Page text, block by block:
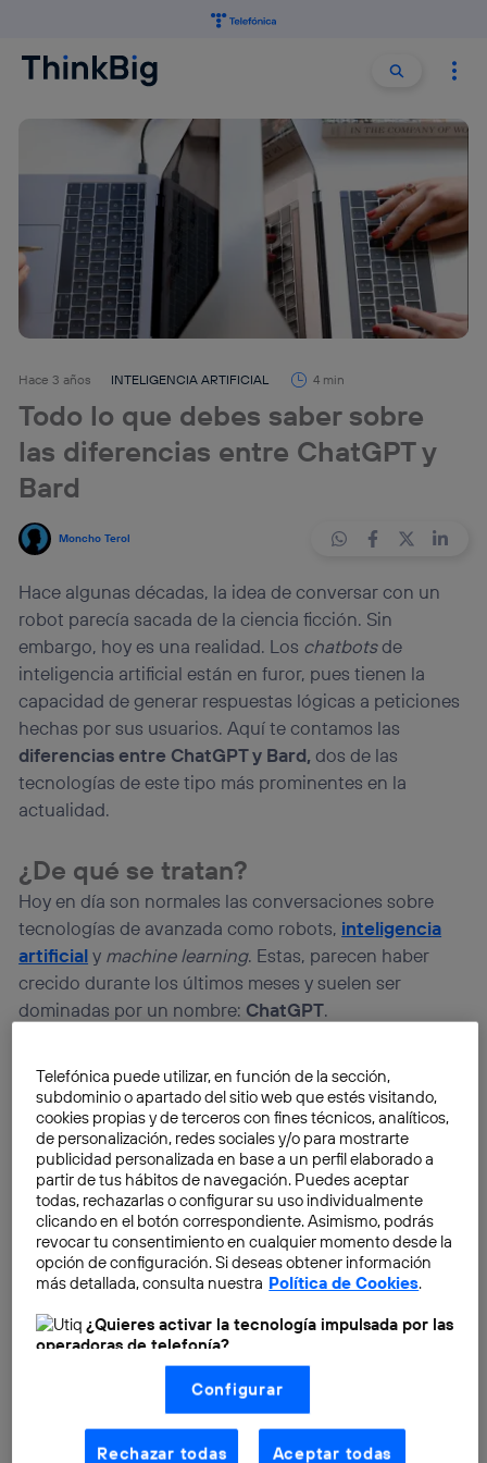
Buscar
Hace 3 años INTELIGENCIA ARTIFICIAL 4 min
Todo lo que debes saber sobre
las diferencias entre ChatGPT y
Bard
Moncho Terol
Hace algunas décadas, la idea de conversar con un
robot parecía sacada de la ciencia ficción. Sin
embargo, hoy es una realidad. Los chatbotsde
inteligencia artificial están en furor, pues tienen la
capacidad de generar respuestas lógicas a peticiones
hechas por sus usuarios. Aquí te contamos las
diferencias entre ChatGPT y Bard,dos de las
tecnologías de este tipo más prominentes en la
actualidad.
¿De qué se tratan?
Hoy en día son normales las conversaciones sobre
tecnologías de avanzada como robots, inteligencia
artificialy machine learning. Estas, parecen haber
crecido durante los últimos meses y suelen ser
dominadas por un nombre: ChatGPT.
Telefónica puede utilizar, en función de la sección,
subdominio o apartado del sitio web que estés visitando,
cookies propias y de terceros con fines técnicos, analíticos,
de personalización, redes sociales y/o para mostrarte
publicidad personalizada en base a un perfil elaborado a
partir de tus hábitos de navegación. Puedes aceptar
todas, rechazarlas o configurar su uso individualmente
clicando en el botón correspondiente. Asimismo, podrás
revocar tu consentimiento en cualquier momento desde la
opción de configuración. Si deseas obtener información
más detallada, consulta nuestra Política de Cookies.
¿Quieres activar la tecnología impulsada por las
operadoras de telefonía?
Nosotros, Telefónica S.A., utilizamos la tecnología Utiq para
realizar nuestras acciones de marketing digital o análisis
(como se describe en este aviso de consentimiento)
basadas en tu navegación en nuestra(s) web(s)
aquí(solo cuando utilizas una conexión a
Configurar
Rechazar todas Aceptar todas